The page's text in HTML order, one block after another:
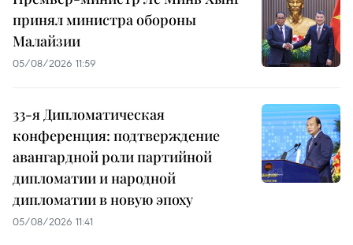
принял министра обороны
Малайзии
05/08/2026 11:59
33-я Дипломатическая
конференция: подтверждение
авангардной роли партийной
дипломатии и народной
дипломатии в новую эпоху
05/08/2026 11:41